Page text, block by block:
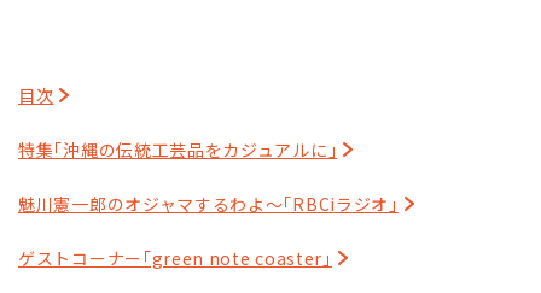
目次
特集｢沖縄の伝統工芸品をカジュアルに｣
魅川憲一郎のオジャマするわよ～｢RBCiラジオ｣
ゲストコーナー｢green note coaster｣